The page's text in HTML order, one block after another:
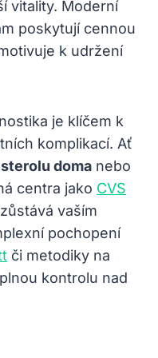
vitality. Moderní
poskytují cennou
k udržení
je klíčem k
komplikací. Ať
doma nebo
centra jako CVS
vaším
pochopení
či metodiky na
kontrolu nad